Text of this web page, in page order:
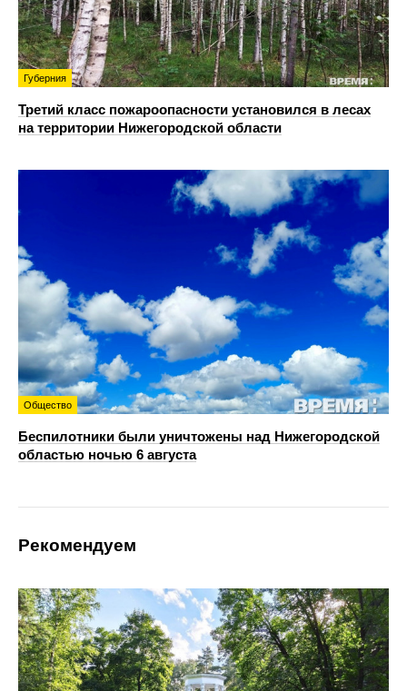
Губерния
Третий класс пожароопасности установился в лесах
на территории Нижегородской области
Общество
Беспилотники были уничтожены над Нижегородской
областью ночью 6 августа
Рекомендуем